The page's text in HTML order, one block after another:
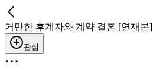
거만한 후계자와 계약 결혼 [연재본]
관심